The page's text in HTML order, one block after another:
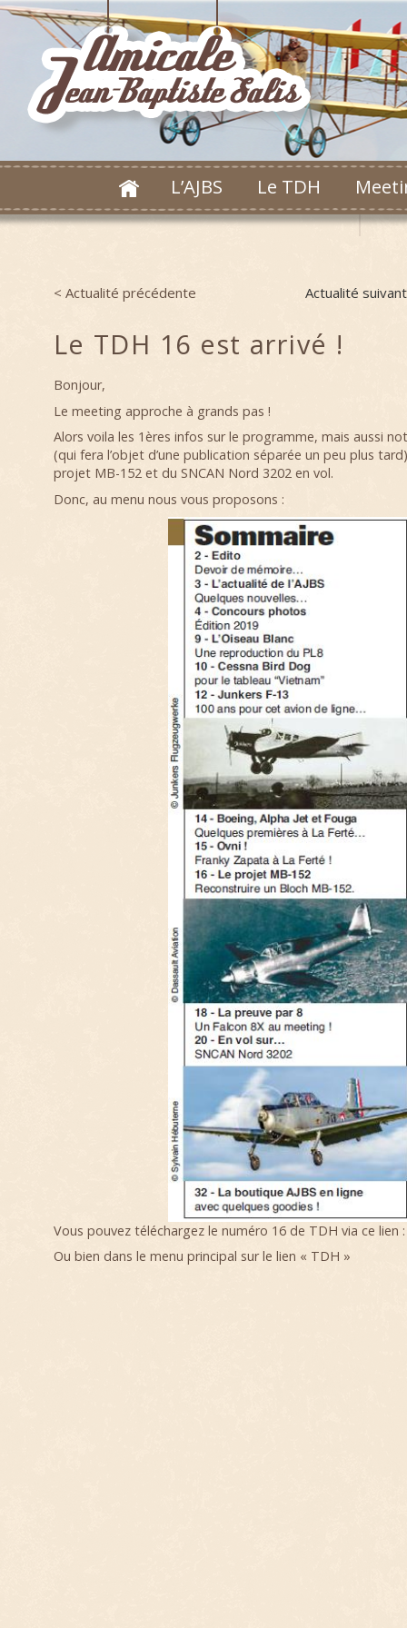
L’AJBS Le TDH
Post navigation
Actualité
< Actualité précédente
Le TDH 16 est arrivé !
Bonjour,
Le meeting approche à grands pas !
Alors voila les 1ères infos sur le programme, mais aussi
(qui fera l’objet d’une publication séparée un peu plus
projet MB-152 et du SNCAN Nord 3202 en vol.
Donc, au menu nous vous proposons :
Vous pouvez téléchargez le numéro 16 de TDH via ce lien :
Ou bien dans le menu principal sur le lien « TDH »